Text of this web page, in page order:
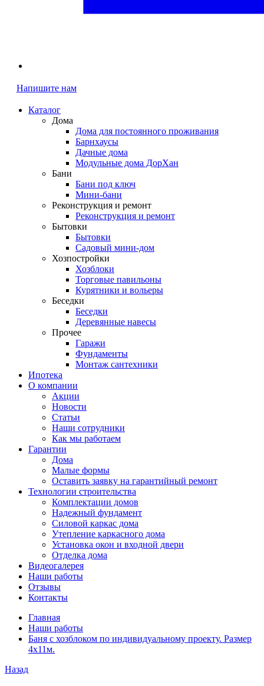
Напишите нам
Каталог
Дома
Дома для постоянного проживания
Барнхаусы
Дачные дома
Модульные дома ДорХан
Бани
Бани под ключ
Мини-бани
Реконструкция и ремонт
Реконструкция и ремонт
Бытовки
Бытовки
Садовый мини-дом
Хозпостройки
Хозблоки
Торговые павильоны
Курятники и вольеры
Беседки
Беседки
Деревянные навесы
Прочее
Гаражи
Фундаменты
Монтаж сантехники
Ипотека
О компании
Акции
Новости
Статьи
Наши сотрудники
Как мы работаем
Гарантии
Дома
Малые формы
Оставить заявку на гарантийный ремонт
Технологии строительства
Комплектации домов
Надежный фундамент
Силовой каркас дома
Утепление каркасного дома
Установка окон и входной двери
Отделка дома
Видеогалерея
Наши работы
Отзывы
Контакты
Главная
Наши работы
Баня с хозблоком по индивидуальному проекту. Размер
4х11м.
Назад